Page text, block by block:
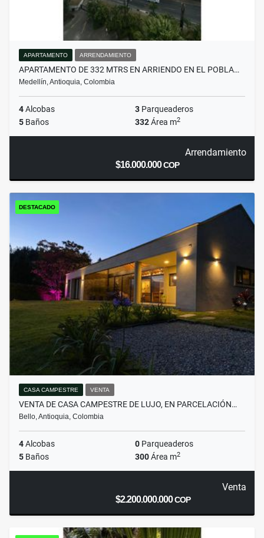
APARTAMENTO ARRENDAMIENTO
APARTAMENTO DE 332 MTRS EN ARRIENDO EN EL POBLA…
Medellín, Antioquia, Colombia
4Alcobas 3 Parqueaderos
5 Baños 332Área m2
Arrendamiento
$16.000.000COP
DESTACADO
CASA CAMPESTRE VENTA
VENTA DE CASA CAMPESTRE DE LUJO, EN PARCELACIÓN…
Bello, Antioquia, Colombia
4Alcobas 0 Parqueaderos
5 Baños 300Área m2
Venta
$2.200.000.000COP